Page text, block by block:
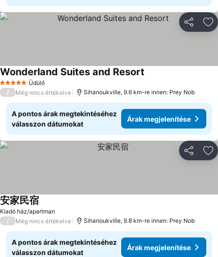
5 KategóriaÜdülő
Wonderland Suites and Resort
/ Még nincs értékelve Sihanoukville, 9.6 km-re innen: Prey Nob
A pontos árak megtekintéséhez
válasszon dátumokat
Árak megjelenítése
Kiadó ház/apartman
安家民宿
/ Még nincs értékelve Sihanoukville, 9.8 km-re innen: Prey Nob
A pontos árak megtekintéséhez
válasszon dátumokat
Árak megjelenítése